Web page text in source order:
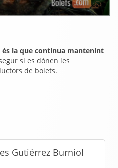
és la que continua mantenint
si es dónen les
de bolets.
Gutiérrez Burniol